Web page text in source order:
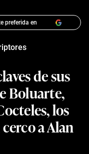
preferida en
de sus
Boluarte,
los
a Alan